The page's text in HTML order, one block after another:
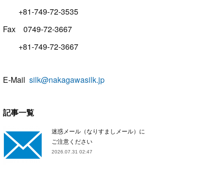
+81-749-72-3535
Fax 0749-72-3667
+81-749-72-3667
E-Mail silk@nakagawasilk.jp
記事一覧
迷惑メール（なりすましメール）に
ご注意ください
2026.07.31 02:47